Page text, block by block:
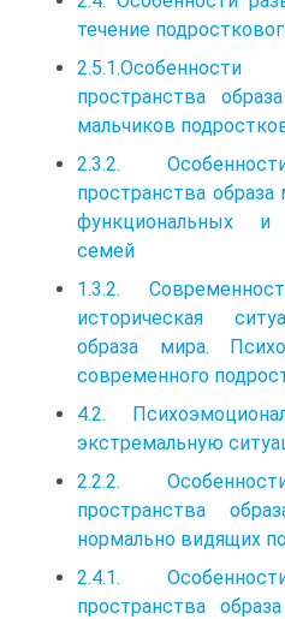
течение
пространства
мальчиков
2.3.2.
пространства
функциональных и
семей
1.3.2.
историческая
образа мира.
современного
4.2.
экстремальную
2.2.2.
пространства
нормально видящих
2.4.1.
пространства